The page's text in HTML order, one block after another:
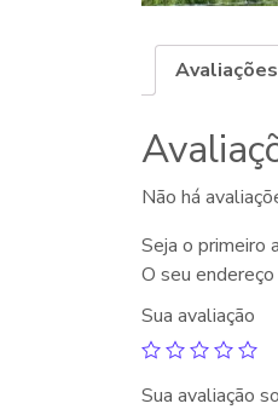
Não há
Seja o primeiro
O seu
Sua avaliação
Sua avaliação